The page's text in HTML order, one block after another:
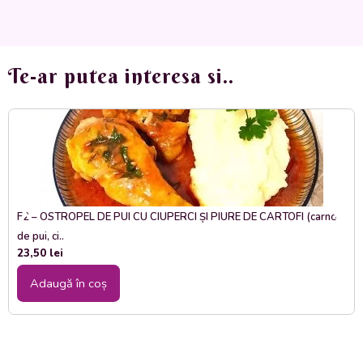
Te-ar putea interesa si..
F2 – OSTROPEL DE PUI CU CIUPERCI ȘI PIURE DE CARTOFI (carne
de pui, ci..
23,50 lei
Adaugă în coș